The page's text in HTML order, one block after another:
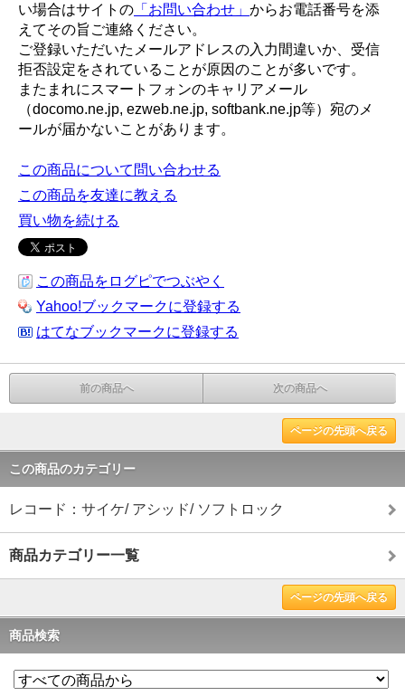
い場合はサイトの 「お問い合わせ」 からお電話番号を添
えてその旨ご連絡ください。
ご登録いただいたメールアドレスの入力間違いか、受信
拒否設定をされていることが原因のことが多いです。
またまれにスマートフォンのキャリアメール
（docomo.ne.jp, ezweb.ne.jp, softbank.ne.jp等）宛のメ
ールが届かないことがあります。
この商品について問い合わせる
この商品を友達に教える
買い物を続ける
この商品をログピでつぶやく
Yahoo!ブックマークに登録する
はてなブックマークに登録する
前の商品へ 次の商品へ
ページの先頭へ戻る
この商品のカテゴリー
レコード：サイケ/ アシッド/ ソフトロック
商品カテゴリー一覧
ページの先頭へ戻る
商品検索